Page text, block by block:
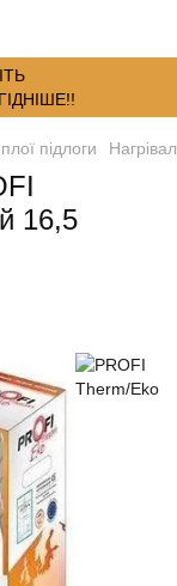
підлоги
16,5